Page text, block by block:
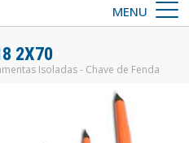
MENU
2X70
Isoladas - Chave de Fenda